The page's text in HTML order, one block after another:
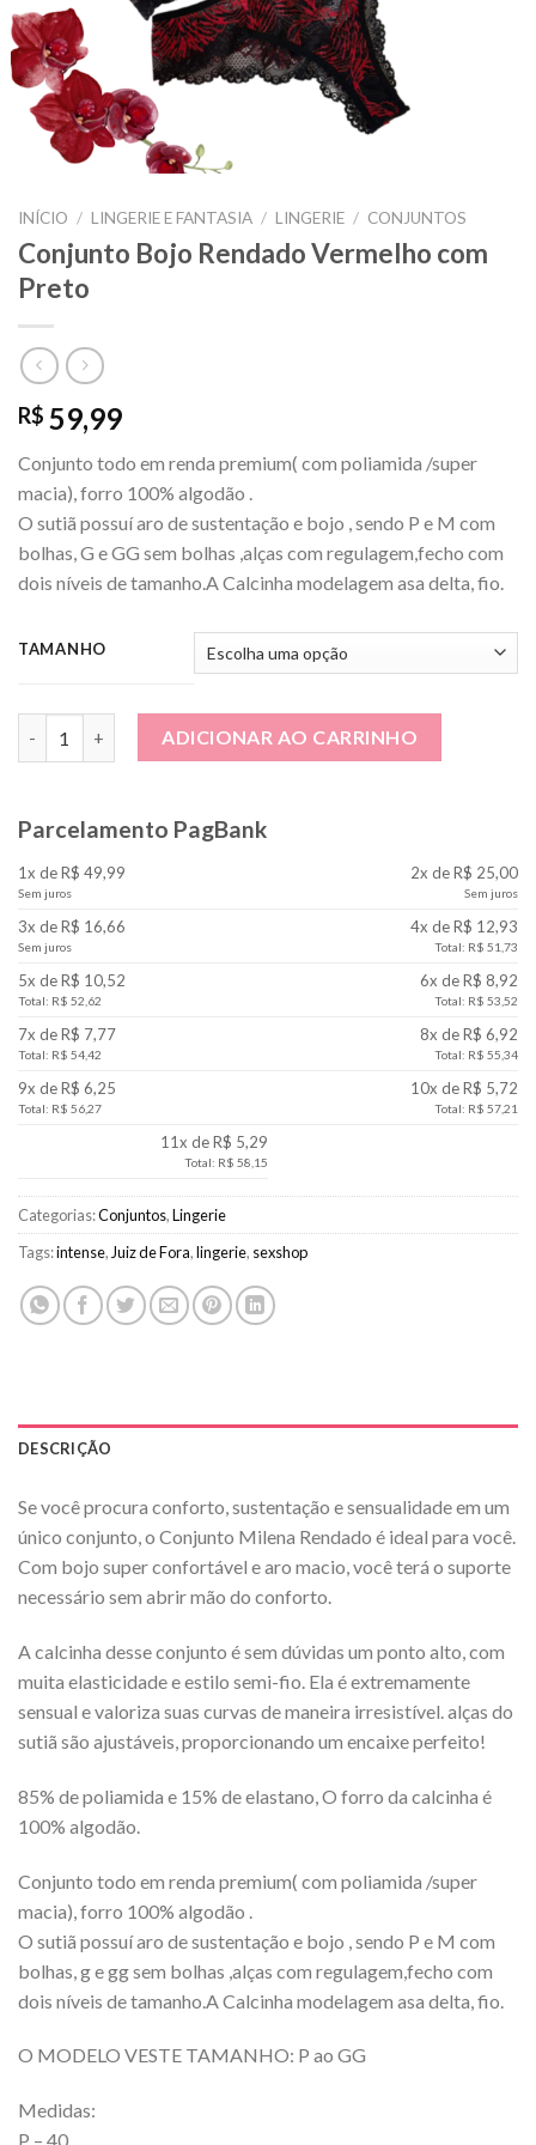
INÍCIO / LINGERIE E FANTASIA / LINGERIE / CONJUNTOS
Conjunto Bojo Rendado Vermelho com
Preto
R$ 59,99
Conjunto todo em renda premium( com poliamida /super
macia), forro 100% algodão .
O sutiã possuí aro de sustentação e bojo , sendo P e M com
bolhas, G e GG sem bolhas ,alças com regulagem,fecho com
dois níveis de tamanho.A Calcinha modelagem asa delta, fio.
TAMANHO
Conjunto Bojo Rendado Vermelho com Preto quantidade
ADICIONAR AO CARRINHO
Parcelamento PagBank
1x de R$ 49,99
Sem juros
2x de R$ 25,00
Sem juros
3x de R$ 16,66
Sem juros
4x de R$ 12,93
Total: R$ 51,73
5x de R$ 10,52
Total: R$ 52,62
6x de R$ 8,92
Total: R$ 53,52
7x de R$ 7,77
Total: R$ 54,42
8x de R$ 6,92
Total: R$ 55,34
9x de R$ 6,25
Total: R$ 56,27
10x de R$ 5,72
Total: R$ 57,21
11x de R$ 5,29
Total: R$ 58,15
Categorias:Conjuntos,Lingerie
Tags:intense,Juiz de Fora,lingerie, sexshop
DESCRIÇÃO
Se você procura conforto, sustentação e sensualidade em um
único conjunto, o Conjunto Milena Rendado é ideal para você.
Com bojo super confortável e aro macio, você terá o suporte
necessário sem abrir mão do conforto.
A calcinha desse conjunto é sem dúvidas um ponto alto, com
muita elasticidade e estilo semi-fio. Ela é extremamente
sensual e valoriza suas curvas de maneira irresistível. alças do
sutiã são ajustáveis, proporcionando um encaixe perfeito!
85% de poliamida e 15% de elastano, O forro da calcinha é
100% algodão.
Conjunto todo em renda premium( com poliamida /super
macia), forro 100% algodão .
O sutiã possuí aro de sustentação e bojo , sendo P e M com
bolhas, g e gg sem bolhas ,alças com regulagem,fecho com
dois níveis de tamanho.A Calcinha modelagem asa delta, fio.
O MODELO VESTE TAMANHO: P ao GG
Medidas:
P – 40